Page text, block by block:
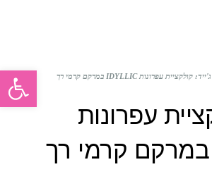
ג'ייד: קולקציית עפרונות IDYLLIC במרקם קרמי רך
עפרונות
פתח